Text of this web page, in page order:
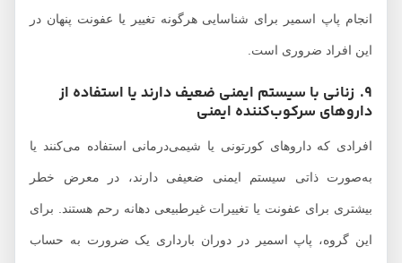
انجام پاپ اسمیر برای شناسایی هرگونه تغییر یا عفونت پنهان در
این افراد ضروری است.
9. زنانی با سیستم ایمنی ضعیف دارند یا استفاده از
داروهای سرکوب‌کننده ایمنی
افرادی که داروهای کورتونی یا شیمی‌درمانی استفاده می‌کنند یا
به‌صورت ذاتی سیستم ایمنی ضعیفی دارند، در معرض خطر
بیشتری برای عفونت یا تغییرات غیرطبیعی دهانه رحم هستند. برای
این گروه، پاپ اسمیر در دوران بارداری یک ضرورت به حساب